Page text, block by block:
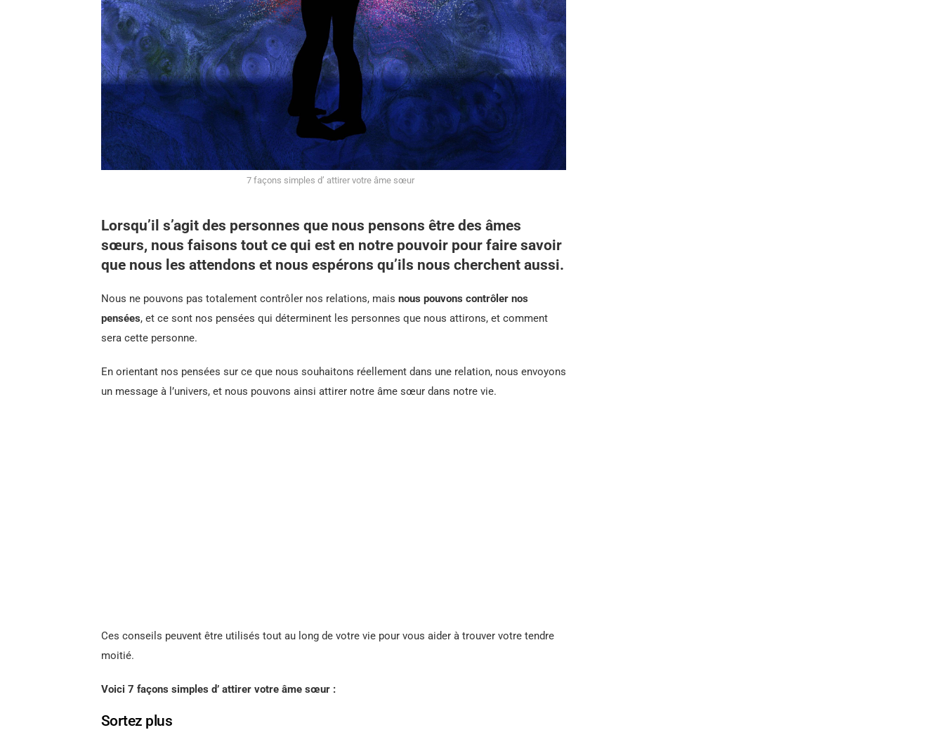
7 façons simples d’ attirer votre âme sœur
Lorsqu’il s’agit des personnes que nous pensons être des âmes
sœurs, nous faisons tout ce qui est en notre pouvoir pour faire savoir
que nous les attendons et nous espérons qu’ils nous cherchent aussi.
Nous ne pouvons pas totalement contrôler nos relations, mais nous pouvons contrôler nos
pensées, et ce sont nos pensées qui déterminent les personnes que nous attirons, et comment
sera cette personne.
En orientant nos pensées sur ce que nous souhaitons réellement dans une relation, nous envoyons
un message à l’univers, et nous pouvons ainsi attirer notre âme sœur dans notre vie.
Ces conseils peuvent être utilisés tout au long de votre vie pour vous aider à trouver votre tendre
moitié.
Voici 7 façons simples d’ attirer votre âme sœur :
Sortez plus